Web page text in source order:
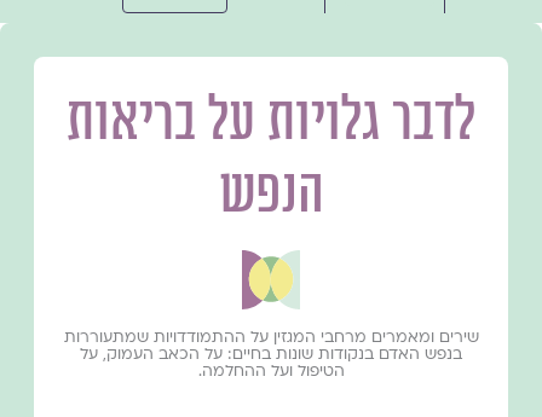
לדבר גלויות על בריאות
הנפש
שירים ומאמרים מרחבי המגזין על ההתמודדויות שמתעוררות
בנפש האדם בנקודות שונות בחיים: על הכאב העמוק, על
הטיפול ועל ההחלמה.